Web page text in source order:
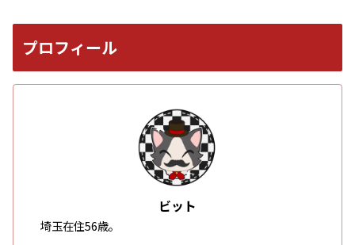
プロフィール
ビット
埼玉在住56歳。